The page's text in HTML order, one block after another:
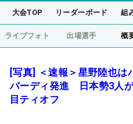
大会TOP リーダーボード 組
ライブフォト 出場選手 概
[写真] ＜速報＞星野陸也は
バーディ発進 日本勢3人
目ティオフ